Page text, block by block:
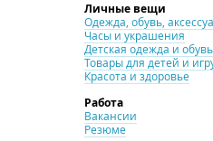
Личные вещи
Одежда, обувь,
Часы и украшения
Детская одежда и обувь
Товары для детей и
Красота и здоровье
Работа
Вакансии
Резюме